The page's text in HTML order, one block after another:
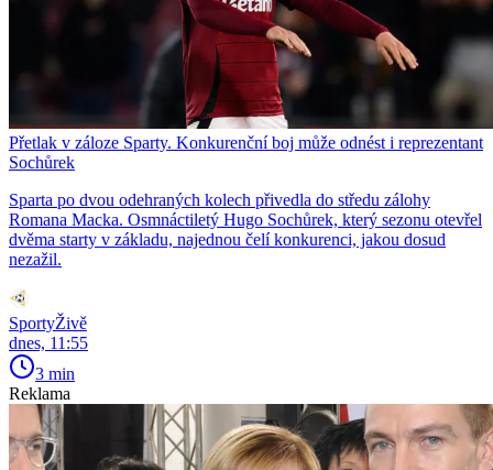
Přetlak v záloze Sparty. Konkurenční boj může odnést i reprezentant
Sochůrek
Sparta po dvou odehraných kolech přivedla do středu zálohy
Romana Macka. Osmnáctiletý Hugo Sochůrek, který sezonu otevřel
dvěma starty v základu, najednou čelí konkurenci, jakou dosud
nezažil.
SportyŽivě
dnes, 11:55
3 min
Reklama